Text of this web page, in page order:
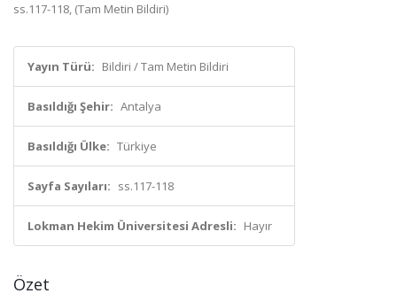
ss.117-118, (Tam Metin Bildiri)
Yayın Türü: Bildiri / Tam Metin Bildiri
Basıldığı Şehir: Antalya
Basıldığı Ülke: Türkiye
Sayfa Sayıları: ss.117-118
Lokman Hekim Üniversitesi Adresli: Hayır
Özet